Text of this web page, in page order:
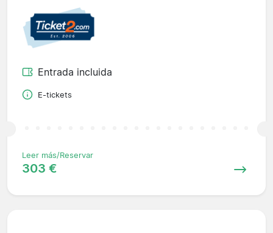
Entrada incluida
E-tickets
Leer más/Reservar
303 €